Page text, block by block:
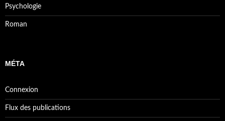
Psychologie
Roman
MÉTA
Connexion
Flux des publications